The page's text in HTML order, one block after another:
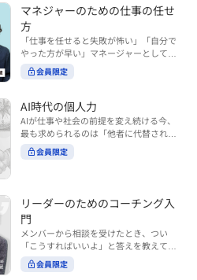
携わるリーダー・マネージャーの方 ・AI
を活用して事業創出のスピードや成功確
率を高めたい方 ・AI時代における新規事
業リーダーの役割やマインドセットを学
びたい方 ■AIシフトシリーズとは？ 『AI
BUSINESS SHIFTシリーズ』は以下の3
す。（順次公開） https://unlimited.glo
bis.co.jp/ja/tags/AI%E3%83%93%E3%8
2%B8%E3%83%8D%E3%82%B9%E3%
82%B7%E3%83%95%E3%83%88 ・基
礎編（第1回〜3回）：リーダーやマネー
のリーダーシップや組織変革を中心に学
ぶコース ・機能別戦略編（第8回〜12
回）：AI時代における機能別での戦略の
あり方を中心に学ぶコース より実践的な
AIツールの活用法について学びたい方は
『AI WORK SHIFTシリーズ』をご視聴く
（#2以降は順次公開） 本コースでは、
「勝てる営業とは？トップ5%セールス
の共通点」をテーマに BtoBでお客様に
選ばれる営業の役割 トップ5％のセール
スに共通する行動や考え方 成果につなが
る実践的なポイント などを解説します。
◾️こんな方におすすめ 提案しても顧客に
が多い方 顧客の本当の課題や決裁者の判
断基準をつかみきれず、案件が前に進ま
ない方 再現性のある営業テクニックを身
につけたい方 ※本動画は、制作時点の情
報に基づき作成したものです（2026年7
マネジャーのための仕事の任せ
方
「仕事を任せると失敗が怖い」「自分で
やった方が早い」マネージャーとしてメ
ンバーやチームの力を引き出しながら成
果を上げるには、どのように仕事を任せ
い時代において、マネージャーとして成
果を上げ続けるためには、メンバーの個
性や特性を理解し、それに合わせた効果
的な任せ方を身につけることが重要で
す。このコースでは、ソーシャルスタイ
し、自身のリーダーシップを発揮できる
ようになっていきます。 ※本動画は、制
作時点の情報に基づき作成したものです
（2024年12月制作）
会員限定
AI時代の個人力
AIが仕事や社会の前提を変え続ける今、
最も求められるのは「他者に代替されな
い個としての力」“個人力”です。 本コー
スでは、澤円氏の著書『個人力』をもと
ーマは、「Being（ありたい自分）」を
中心に据え、自ら考え（Think）、変化
し（Transform）、協働する（Collabor
ate）ことで、自分らしい価値を発揮し
ていくこと。 リスキリングやAI活用が叫
ばれる今こそ、スキルより先に“自分の
軸”を問うことが重要です。 あなたは何
会員限定
リーダーのためのコーチング入
門
メンバーから相談を受けたとき、つい
「こうすればいいよ」と答えを教えてし
まう。 あるいは、「自分で考えてほし
い」と思うあまり、すべて任せきりにし
会員限定